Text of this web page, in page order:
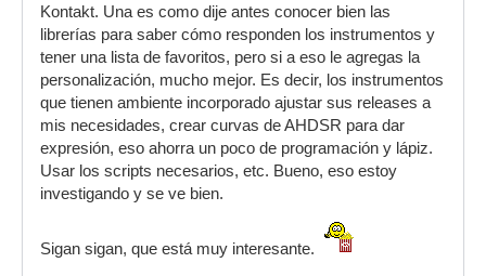
Kontakt. Una es como dije antes conocer bien las
librerías para saber cómo responden los instrumentos y
tener una lista de favoritos, pero si a eso le agregas la
personalización, mucho mejor. Es decir, los instrumentos
que tienen ambiente incorporado ajustar sus releases a
mis necesidades, crear curvas de AHDSR para dar
expresión, eso ahorra un poco de programación y lápiz.
Usar los scripts necesarios, etc. Bueno, eso estoy
investigando y se ve bien.
Sigan sigan, que está muy interesante.